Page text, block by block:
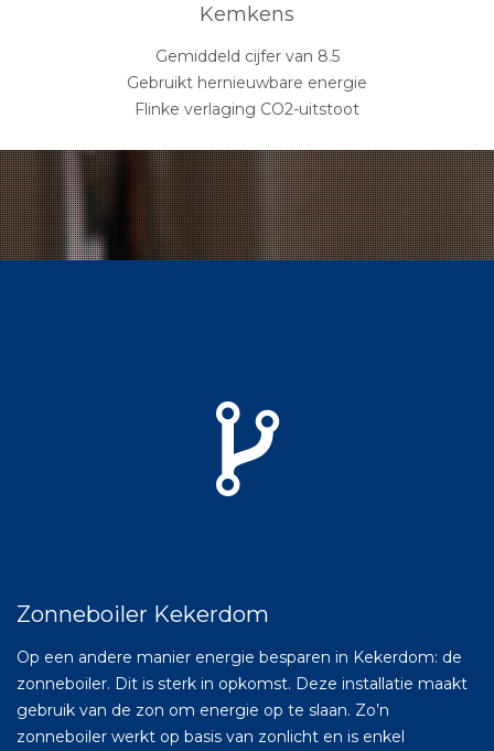
Kemkens
Gemiddeld cijfer van 8.5
Gebruikt hernieuwbare energie
Flinke verlaging CO2-uitstoot
Zonneboiler Kekerdom
Op een andere manier energie besparen in Kekerdom: de
zonneboiler. Dit is sterk in opkomst. Deze installatie maakt
gebruik van de zon om energie op te slaan. Zo’n
zonneboiler werkt op basis van zonlicht en is enkel